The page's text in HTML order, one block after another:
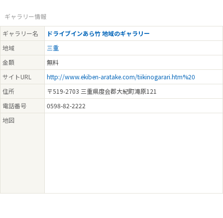
ギャラリー情報
ギャラリー名
ドライブインあら竹 地域のギャラリー
地域
三重
金額
無料
サイトURL
http://www.ekiben-aratake.com/tiikinogarari.htm%20
住所
〒519-2703 三重県度会郡大紀町滝原121
電話番号
0598-82-2222
地図